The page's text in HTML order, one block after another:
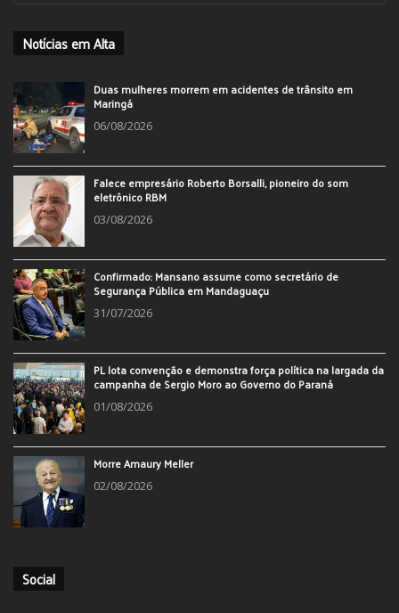
Notícias em Alta
Duas mulheres morrem em acidentes de trânsito em
Maringá
06/08/2026
Falece empresário Roberto Borsalli, pioneiro do som
eletrônico RBM
03/08/2026
Confirmado: Mansano assume como secretário de
Segurança Pública em Mandaguaçu
31/07/2026
PL lota convenção e demonstra força política na largada da
campanha de Sergio Moro ao Governo do Paraná
01/08/2026
Morre Amaury Meller
02/08/2026
Social